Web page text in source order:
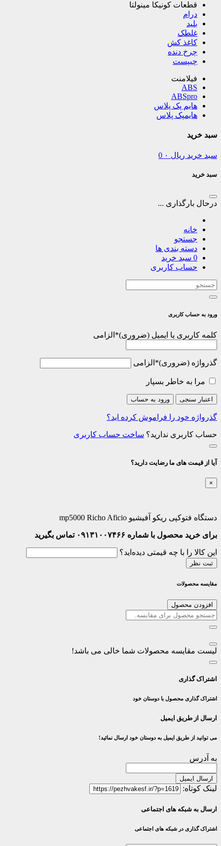
قطعات کونیکا مینولتا
درام
بلید
غلطک
کاغذ کش
چرخ دنده
چیپست
فیلامنت
ABS
ABSpro
هایم پک پلاس
هایمپک پلاس
سبد خرید
سبد خرید ریال 0
سبد خرید
درحال بارگذاری ...
خانه
جستجو
دسته بندی ها
0 سبد خرید
حساب کاربری
ورود به حساب کاربری
کلمه کاربری یا ایمیل * الزامی
گذرواژه * الزامی
مرا به خاطر بسپار
اعتبار سنجی ورود به حساب
گذرواژه خود را فراموش کرده اید؟
حساب کاربری ندارید؟ ساخت حساب کاربری
آیا از قیمت های ما رضایت دارید؟
×
دستگاه فتوکپی ریکو آفیشیو mp5000 Richo Aficio
برای خرید محصول با شماره ۰۹۱۳۱۰۰۷۴۶۶ تماس بگیرید
این کالا را با چه قیمتی دیده‌اید؟
ثبت نظر
مقایسه محصولات
افزودن محصول
لیست مقایسه محصولات شما خالی می باشد!
اشتراک گذاری
اشتراک گذاری محصول با دوستان خود
ارسال از طریق ایمیل
می توانید از طریق ایمیل به دوستان خود ارسال نمائید!
به آدرس
ارسال ایمیل
لینک کوتاه:
ارسال به شبکه های اجتماعی
اشتراک گذاری در شبکه های اجتماعی